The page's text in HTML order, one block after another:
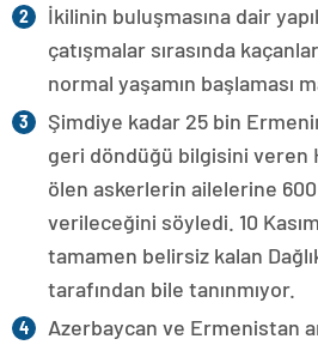
İkilinin buluşmasına dair
çatışmalar sırasında
normal yaşamın başlaması
Şimdiye kadar 25 bin
geri döndüğü bilgisini veren
ölen askerlerin ailelerine
verileceğini söyledi. 10
tamamen belirsiz kalan
tarafından bile tanınmıyor.
Azerbaycan ve Ermenistan